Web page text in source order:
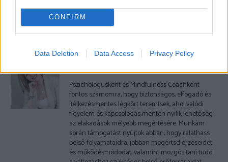
CONFIRM
Data Deletion Data Access Privacy Policy
A REJTETT ÜZENETEK NYELVE
A PÁRKAPCSOLATOKBAN
ÉV VÉGI HATÁRHÚZÁS:
Pszichológusként és Mindfulness Coachként
fontos számomra, hogy biztonságos, elfogadó és
ítélkezésmentes légkört teremtsek, ahol valódi
figyelem és kapcsolódás mentén nyílik lehetőség
az elakadások mélyebb megértésére. Munkám
során támogatást nyújtok abban, hogy ráláthass
belső folyamataidra, jobban megértsd érzéseidet
és működésmódodat, valamint mozgósítani tudd